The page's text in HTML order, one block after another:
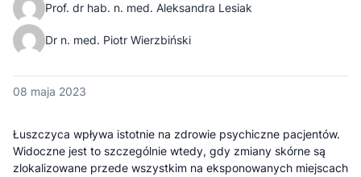
Prof. dr hab. n. med. Aleksandra Lesiak
Dr n. med. Piotr Wierzbiński
08 maja 2023
Łuszczyca wpływa istotnie na zdrowie psychiczne pacjentów.
Widoczne jest to szczególnie wtedy, gdy zmiany skórne są
zlokalizowane przede wszystkim na eksponowanych miejscach